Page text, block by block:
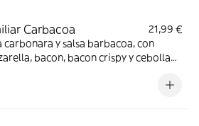
Carbacoa
21,99 €
carbonara y salsa barbacoa, con
bacon, bacon crispy y cebolla